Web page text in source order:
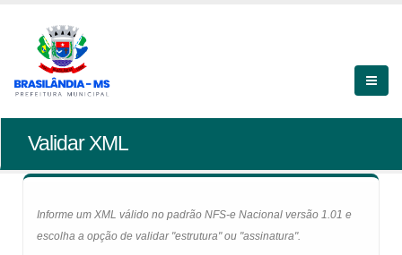
Validar XML
Informe um XML válido no padrão NFS-e Nacional versão 1.01 e
escolha a opção de validar "estrutura" ou "assinatura".